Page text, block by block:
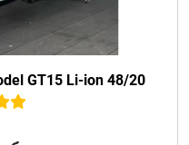
GT15 Li-ion 48/20